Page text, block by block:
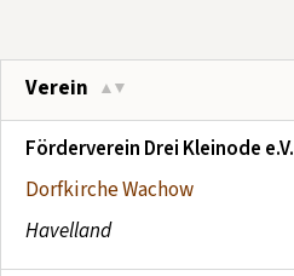
Kontakt aufnehmen
Mitglied werden
Spenden
Verein
Förderverein Drei Kleinode e.V.
Dorfkirche Wachow
Havelland